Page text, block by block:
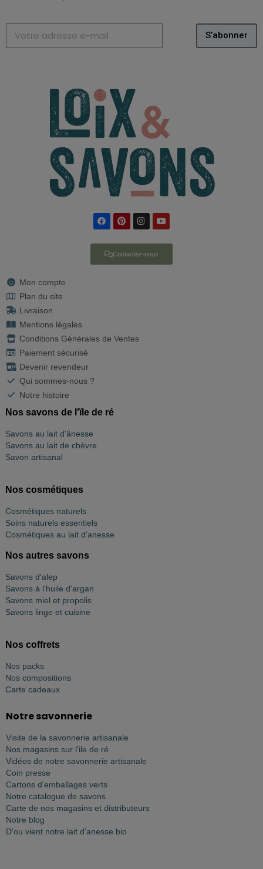
S’abonner
Contactez-nous
Mon compte
Plan du site
Livraison
Mentions légales
Conditions Générales de Ventes
Paiement sécurisé
Devenir revendeur
Qui sommes-nous ?
Notre histoire
Nos savons de l'ïle de ré
Savons au lait d'ânesse
Savons au lait de chèvre
Savon artisanal
Nos cosmétiques
Cosmétiques naturels
Soins naturels essentiels
Cosmétiques au lait d'anesse
Nos autres savons
Savons d'alep
Savons à l'huile d'argan
Savons miel et propolis
Savons linge et cuisine
Nos coffrets
Nos packs
Nos compositions
Carte cadeaux
Notre savonnerie
Visite de la savonnerie artisanale
Nos magasins sur l'ile de ré
Vidéos de notre savonnerie artisanale
Coin presse
Cartons d'emballages verts
Notre catalogue de savons
Carte de nos magasins et distributeurs
Notre blog
D'ou vient notre lait d'anesse bio